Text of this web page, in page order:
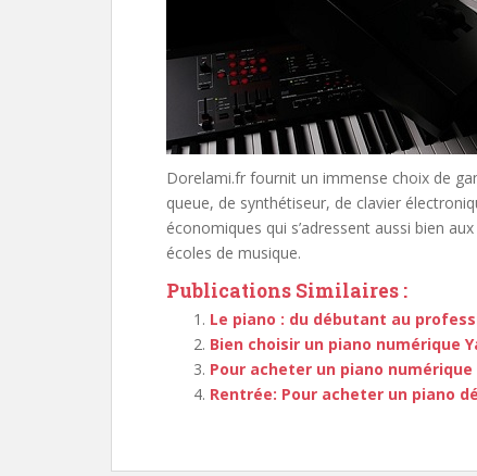
Dorelami.fr fournit un immense choix de
queue, de synthétiseur, de clavier
économiques qui s’adressent aussi bien
écoles de musique.
Publications Similaires :
Le piano : du débutant au
Bien choisir un piano numérique
Pour acheter un piano
Rentrée: Pour acheter un piano